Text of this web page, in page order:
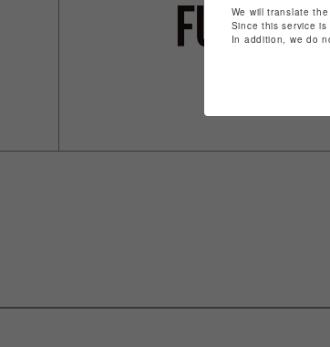
We will translate
Since this service
In addition, we do